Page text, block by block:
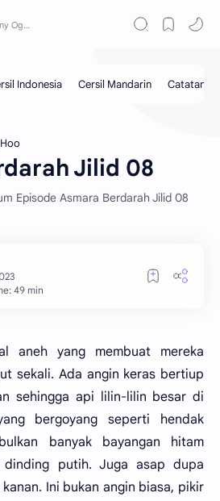
Jilid 08
Episode Asmara Berdarah Jilid 08
49 min
aneh yang membuat mereka
sekali. Ada angin keras bertiup
sehingga api lilin-lilin besar di
bergoyang seperti hendak
banyak bayangan hitam
putih. Juga asap dupa
Ini bukan angin biasa, pikir